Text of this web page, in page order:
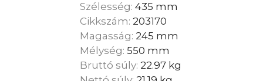
Szélesség:435 mm
Cikkszám: 203170
Magasság: 245 mm
Mélység:550 mm
Bruttó súly: 22.97 kg